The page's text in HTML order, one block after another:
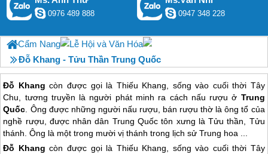
0976 489 888 0947 348 228
Cẩm Nang
Lễ Hội và Văn Hóa
Đỗ Khang - Tửu Thần Trung Quốc
Đỗ Khang còn được gọi là Thiếu Khang, sống vào cuối thời Tây
Chu, tương truyền là người phát minh ra cách nấu rượu ở Trung
Quốc. Ông được những người nấu rượu, bán rượu thờ là ông tổ của
nghề rượu, được nhân dân Trung Quốc tôn xưng là Tửu thần, Tửu
thánh. Ông là một trong mười vị thánh trong lịch sử Trung hoa ...
Đỗ Khang còn được gọi là Thiếu Khang, sống vào cuối thời Tây